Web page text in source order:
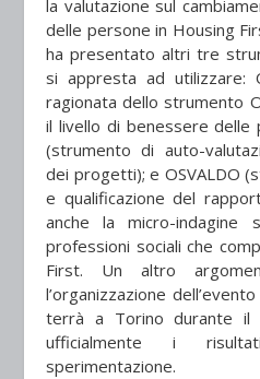
la valutazione sul
delle persone in Housing
ha presentato altri tre
si appresta ad utilizzare:
ragionata dello strumento
il livello di benessere delle
(strumento di auto-
dei progetti); e OSVALDO
e qualificazione del
anche la micro-indagine
professioni sociali che
First. Un altro
l’organizzazione
terrà a Torino durante il
ufficialmente i
sperimentazione.